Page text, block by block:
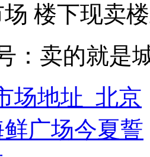
楼下现卖
：卖的就是